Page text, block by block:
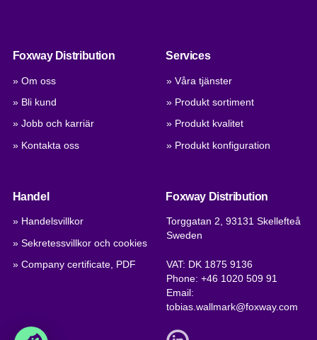
Foxway Distribution
» Om oss
» Bli kund
» Jobb och karriär
» Kontakta oss
Services
» Våra tjänster
» Produkt sortiment
» Produkt kvalitet
» Produkt konfiguration
Handel
» Handelsvillkor
» Sekretessvillkor och cookies
» Company certificate, PDF
Foxway Distribution
Torggatan 2, 93131 Skellefteå
Sweden
VAT: DK 1875 9136
Phone:+46 1020 509 91
Email:
tobias.wallmark@foxway.com